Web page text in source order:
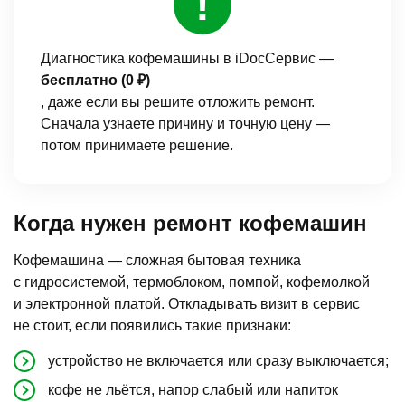
Диагностика кофемашины в iDocСервис —
бесплатно (0 ₽)
, даже если вы решите отложить ремонт.
Сначала узнаете причину и точную цену —
потом принимаете решение.
Когда нужен ремонт кофемашин
Кофемашина — сложная бытовая техника
с гидросистемой, термоблоком, помпой, кофемолкой
и электронной платой. Откладывать визит в сервис
не стоит, если появились такие признаки:
устройство не включается или сразу выключается;
кофе не льётся, напор слабый или напиток